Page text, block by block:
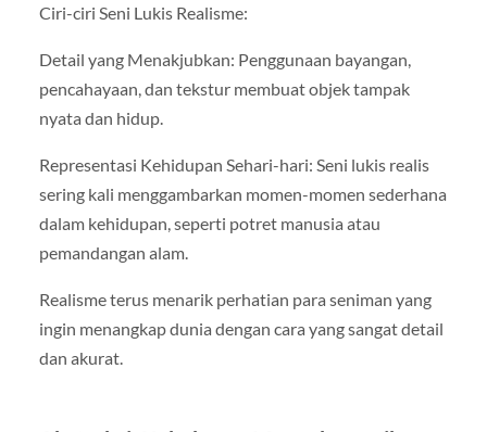
Ciri-ciri Seni Lukis Realisme:
Detail yang Menakjubkan: Penggunaan bayangan,
pencahayaan, dan tekstur membuat objek tampak
nyata dan hidup.
Representasi Kehidupan Sehari-hari: Seni lukis realis
sering kali menggambarkan momen-momen sederhana
dalam kehidupan, seperti potret manusia atau
pemandangan alam.
Realisme terus menarik perhatian para seniman yang
ingin menangkap dunia dengan cara yang sangat detail
dan akurat.